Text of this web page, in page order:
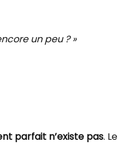
un peu ? »
parfait n’existe pas. Le